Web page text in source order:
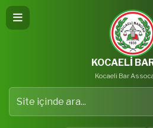
KOCAELİ
Kocaeli Bar
Site içinde ara